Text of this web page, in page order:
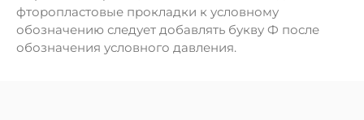
фторопластовые прокладки к условному
обозначению следует добавлять букву Ф после
обозначения условного давления.